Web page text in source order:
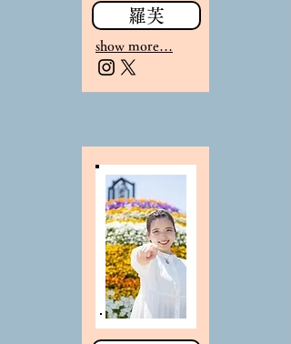
羅芙
show more…